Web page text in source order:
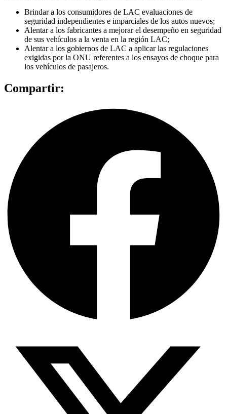
Brindar a los consumidores de LAC evaluaciones de
seguridad independientes e imparciales de los autos nuevos;
Alentar a los fabricantes a mejorar el desempeño en seguridad
de sus vehículos a la venta en la región LAC;
Alentar a los gobiernos de LAC a aplicar las regulaciones
exigidas por la ONU referentes a los ensayos de choque para
los vehículos de pasajeros.
Compartir: